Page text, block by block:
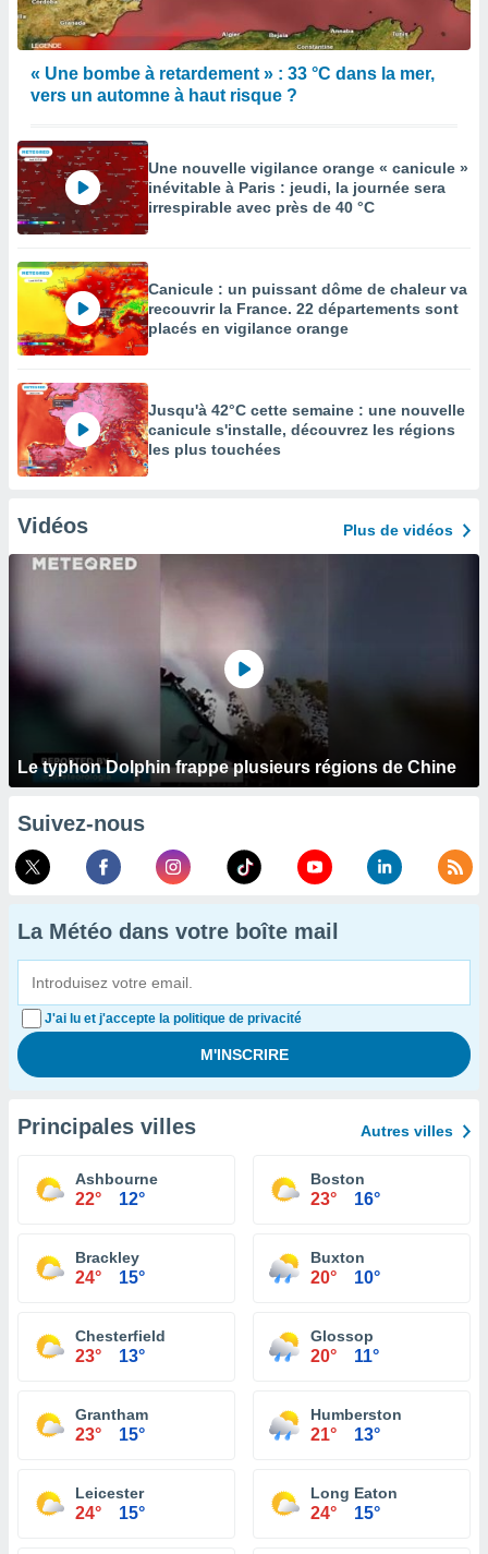
« Une bombe à retardement » : 33 °C dans la mer,
vers un automne à haut risque ?
Une nouvelle vigilance orange « canicule »
inévitable à Paris : jeudi, la journée sera
irrespirable avec près de 40 °C
Canicule : un puissant dôme de chaleur va
recouvrir la France. 22 départements sont
placés en vigilance orange
Jusqu'à 42°C cette semaine : une nouvelle
canicule s'installe, découvrez les régions
les plus touchées
Vidéos Plus de vidéos
Le typhon Dolphin frappe plusieurs régions de Chine
Suivez-nous
La Météo dans votre boîte mail
J'ai lu et j'accepte la politique de privacité
Principales villes Autres villes
Ashbourne
22° 12°
Boston
23° 16°
Brackley
24° 15°
Buxton
20° 10°
Chesterfield
23° 13°
Glossop
20° 11°
Grantham
23° 15°
Humberston
21° 13°
Leicester
24° 15°
Long Eaton
24° 15°